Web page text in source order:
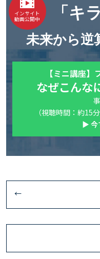
インサイト
動画公開中 「キ
未来から逆
【ミニ講座
なぜこんな
（視聴時間：約15
▶ 今